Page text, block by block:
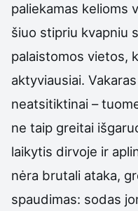
paliekamas kelioms
šiuo stipriu kvapniu
palaistomos vietos,
aktyviausiai.
neatsitiktinai –
ne taip greitai
laikytis dirvoje ir
nėra brutali ataka,
spaudimas: sodas